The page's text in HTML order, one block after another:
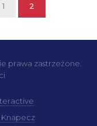
1 2
prawa zastrzeżone.